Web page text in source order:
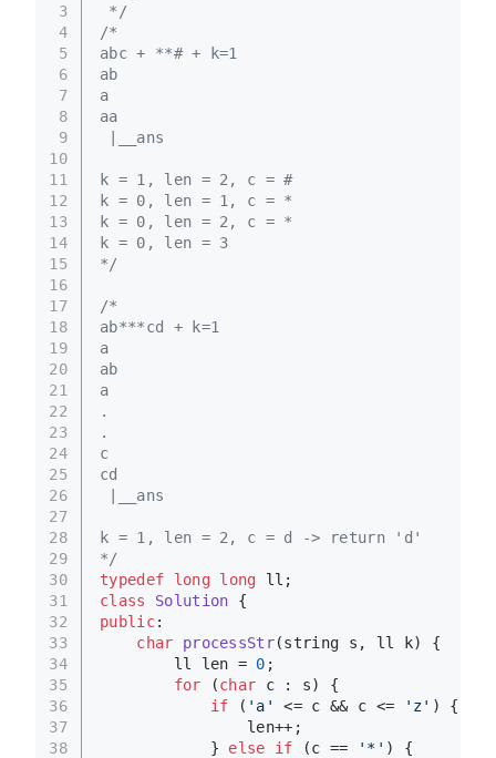
3
4
5
6
7
8
9
10
11
12
13
14
15
16
17
18
19
20
21
22
23
24
25
26
27
28
29
30
31
32
33
34
35
36
37
38
*/
/*
abc + **# + k=1
ab
a
aa
|__ans
k = 1, len = 2, c = #
k = 0, len = 1, c = *
k = 0, len = 2, c = *
k = 0, len = 3
*/
/*
ab***cd + k=1
a
ab
a
.
.
c
cd
|__ans
k = 1, len = 2, c = d -> return 'd'
*/
typedef
long long ll;
class
Solution {
public:
char
processStr(string s, ll k)
{
        ll len =
0 ;
for (char c : s) {
if ( 'a' <= c && c <= 'z' ) {
                len++;
            }
else if (c == '*' ) {